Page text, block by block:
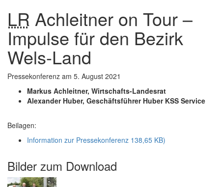
schließen
LR Achleitner on Tour –
Impulse für den Bezirk
Wels-Land
Pressekonferenz am 5. August 2021
Markus Achleitner, Wirtschafts-Landesrat
Alexander Huber, Geschäftsführer Huber KSS Service
Beilagen:
Information zur Pressekonferenz 138,65 KB)
Bilder zum Download